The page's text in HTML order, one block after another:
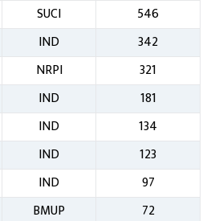
SUCI
546
IND
342
NRPI
321
IND
181
IND
134
IND
123
IND
97
BMUP 72